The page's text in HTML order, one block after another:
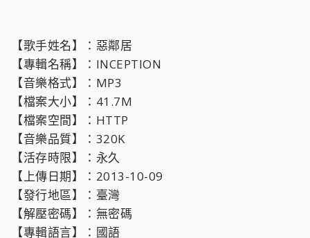
【歌手姓名】：惡鄰居
【專輯名稱】：INCEPTION
【音樂格式】：MP3
【檔案大小】：41.7M
【檔案空間】：HTTP
【音樂品質】：320K
【活存時限】：永久
【上傳日期】：2013-10-09
【發行地區】：臺灣
【解壓密碼】：無密碼
【專輯語言】：國語